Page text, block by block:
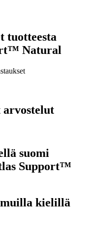
tuotteesta
Natural
arvostelut
suomi
Support™
kielillä